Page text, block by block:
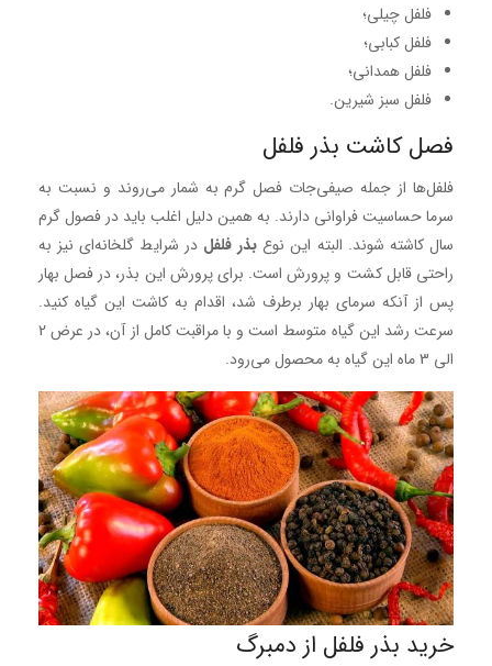
فلفل چیلی؛
فلفل کبابی؛
فلفل همدانی؛
فلفل سبز شیرین.
فصل کاشت بذر فلفل
فلفل‌ها از جمله صیفی‌جات فصل گرم به شمار می‌روند و نسبت به
سرما حساسیت فراوانی دارند. به همین دلیل اغلب باید در فصول گرم
سال کاشته شوند. البته این نوع بذر فلفل در شرایط گلخانه‌ای نیز به
راحتی قابل کشت و پرورش است. برای پرورش این بذر، در فصل بهار
پس از آنکه سرمای بهار برطرف شد، اقدام به کاشت این گیاه کنید.
سرعت رشد این گیاه متوسط است و با مراقبت کامل از آن، در عرض 2
الی 3 ماه این گیاه به محصول می‌رود.
خرید بذر فلفل از دمبرگ